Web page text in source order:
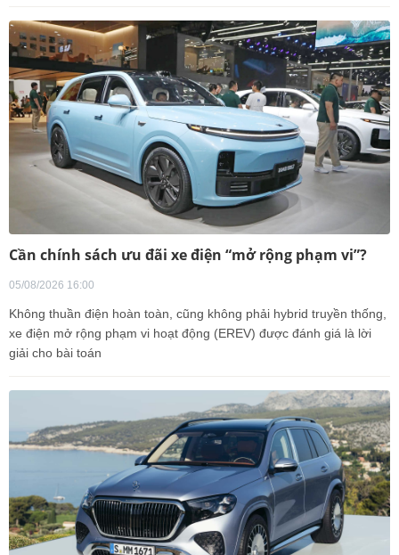
Cần chính sách ưu đãi xe điện “mở rộng phạm vi”?
05/08/2026 16:00
Không thuần điện hoàn toàn, cũng không phải hybrid truyền thống,
xe điện mở rộng phạm vi hoạt động (EREV) được đánh giá là lời
giải cho bài toán